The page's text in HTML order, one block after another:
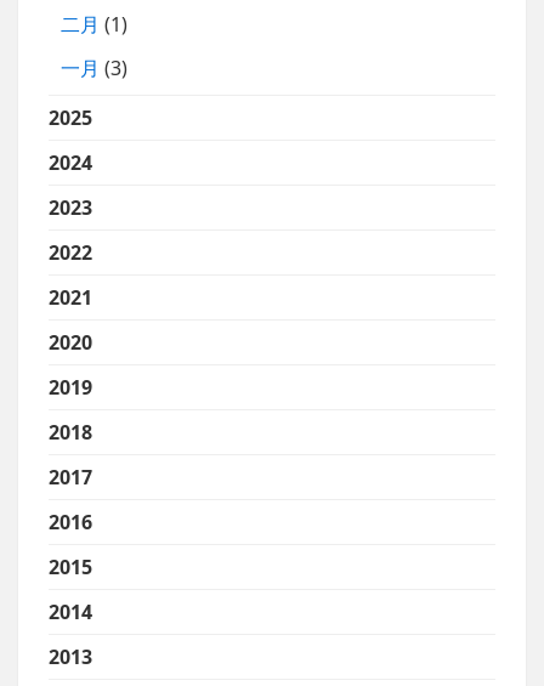
二月 (1)
一月 (3)
2025
2024
2023
2022
2021
2020
2019
2018
2017
2016
2015
2014
2013